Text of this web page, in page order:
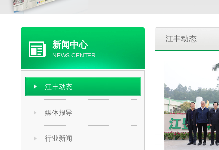
新闻中心
NEWS CENTER
江丰动态
媒体报导
行业新闻
江丰动态
品上市发布
景下，秉...